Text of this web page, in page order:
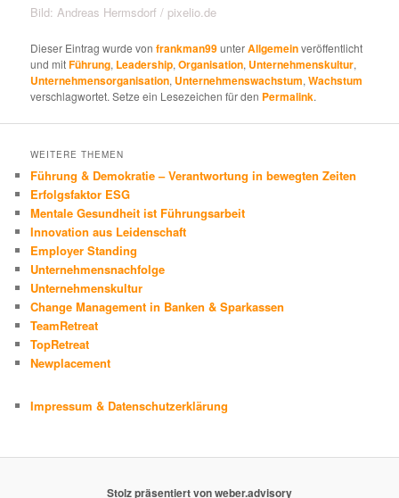
Bild: Andreas Hermsdorf / pixelio.de
Dieser Eintrag wurde vonfrankman99unterAllgemeinveröffentlicht
und mitFührung, Leadership,Organisation, Unternehmenskultur,
Unternehmensorganisation, Unternehmenswachstum,Wachstum
verschlagwortet. Setze ein Lesezeichen für den Permalink.
WEITERE THEMEN
Führung & Demokratie – Verantwortung in bewegten Zeiten
Erfolgsfaktor ESG
Mentale Gesundheit ist Führungsarbeit
Innovation aus Leidenschaft
Employer Standing
Unternehmensnachfolge
Unternehmenskultur
Change Management in Banken & Sparkassen
TeamRetreat
TopRetreat
Newplacement
Impressum & Datenschutzerklärung
Stolz präsentiert von weber.advisory